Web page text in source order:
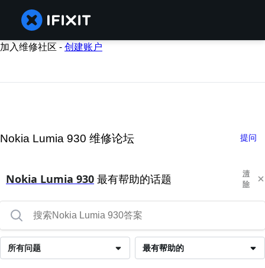
加入维修社区 -创建账户
Nokia Lumia 930 维修论坛 提问
Nokia Lumia 930 最有帮助的话题
清
除
最有帮助的
所有问题